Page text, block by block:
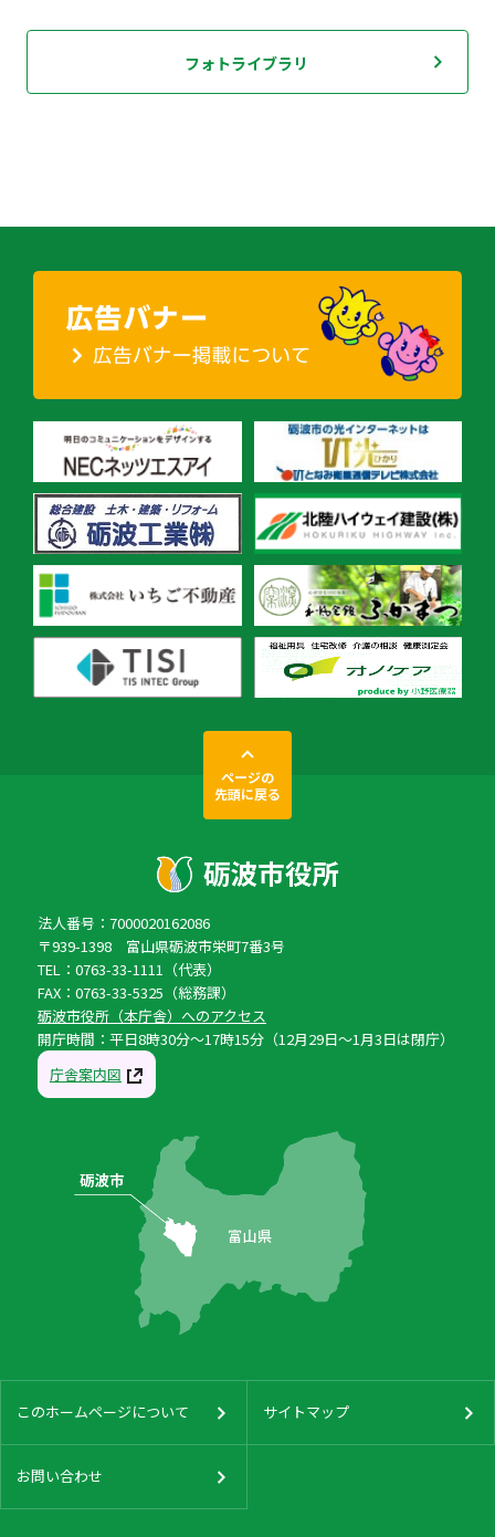
フォトライブラリ
ページの
先頭に戻る
法人番号：7000020162086
〒939-1398 富山県砺波市栄町7番3号
TEL：0763-33-1111（代表）
FAX：0763-33-5325（総務課）
砺波市役所（本庁舎）へのアクセス
開庁時間：平日8時30分〜17時15分（12月29日〜1月3日は閉庁）
庁舎案内図
このホームページについて サイトマップ
お問い合わせ